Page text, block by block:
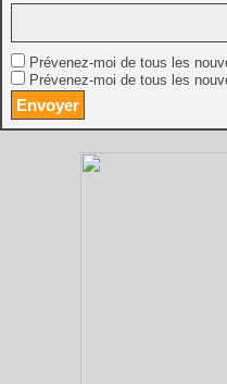
Prévenez-moi de tous les
Prévenez-moi de tous les